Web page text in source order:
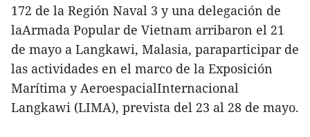
172 de la Región Naval 3 y una delegación de
laArmada Popular de Vietnam arribaron el 21
de mayo a Langkawi, Malasia, paraparticipar de
las actividades en el marco de la Exposición
Marítima y AeroespacialInternacional
Langkawi (LIMA), prevista del 23 al 28 de mayo.